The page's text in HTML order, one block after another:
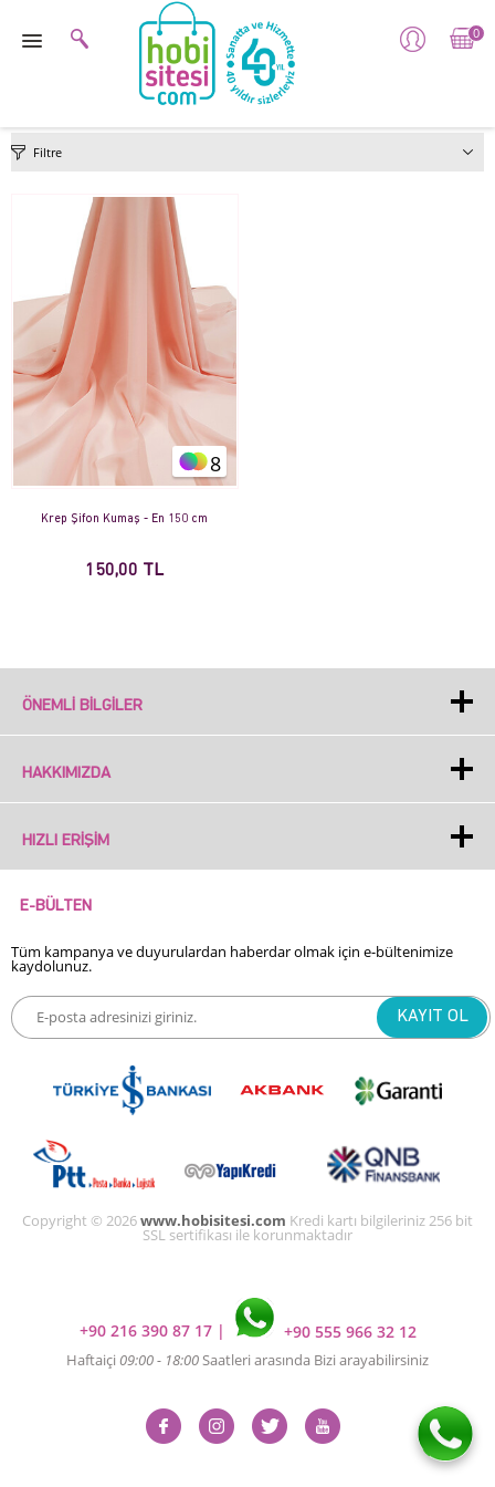
0
Filtre
8
Krep Şifon Kumaş - En 150 cm
150,00 TL
ÖNEMLI BILGILER
HAKKIMIZDA
HIZLI ERIŞIM
E-BÜLTEN
Tüm kampanya ve duyurulardan haberdar olmak için e-bültenimize
kaydolunuz.
Copyright © 2026www.hobisitesi.com Kredi kartı bilgileriniz 256 bit
SSL sertifikası ile korunmaktadır
+90 216 390 87 17 | +90 555 966 32 12
Haftaiçi 09:00 - 18:00 Saatleri arasında Bizi arayabilirsiniz